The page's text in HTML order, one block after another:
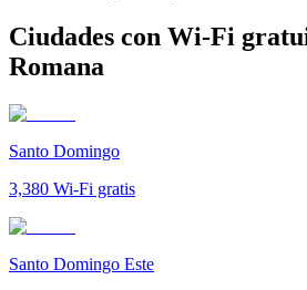
Ciudades con Wi-Fi
Romana
Santo Domingo
3,380 Wi-Fi gratis
Santo Domingo Este